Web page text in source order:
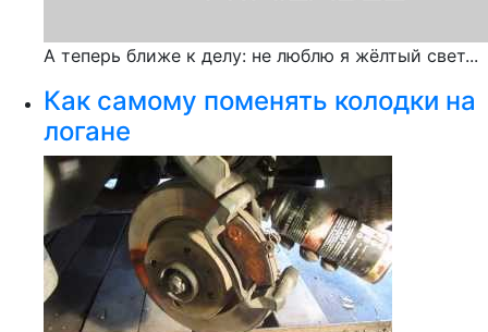
А теперь ближе к делу: не люблю я жёлтый свет...
Как самому поменять колодки на
логане